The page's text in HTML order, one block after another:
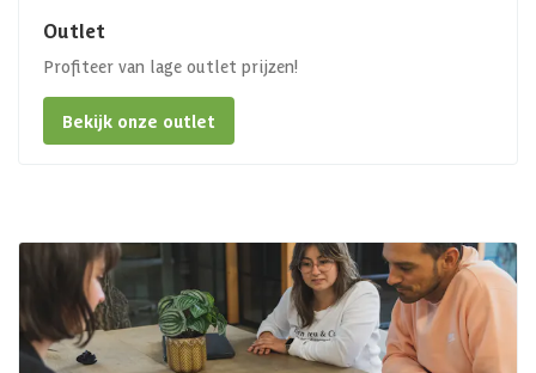
Outlet
Profiteer van lage outlet prijzen!
Bekijk onze outlet